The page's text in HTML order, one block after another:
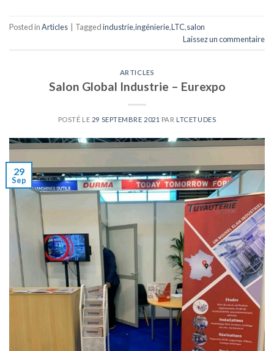
Posted inArticles Taggedindustrie,ingénierie,LTC,salon
Laissez un commentaire
ARTICLES
Salon Global Industrie – Eurexpo
POSTÉ LE 29 SEPTEMBRE 2021 PAR LTCETUDES
29
Sep